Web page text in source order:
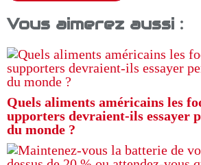
Vous aimerez aussi :
Quels aliments américains les
upporters devraient-ils essayer
du monde ?